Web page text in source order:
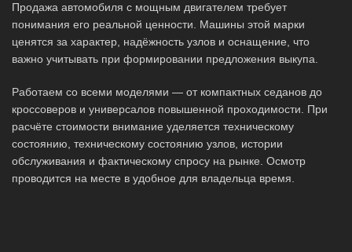
Продажа автомобиля с мощным двигателем требует
понимания его реальной ценности. Машины этой марки
ценятся за характер, надёжность узлов и оснащение, что
важно учитывать при формировании предложения выкупа.
Работаем со всеми моделями — от компактных седанов до
кроссоверов и универсалов повышенной проходимости. При
расчёте стоимости внимание уделяется техническому
состоянию, техническому состоянию узлов, истории
обслуживания и фактическому спросу на рынке. Осмотр
проводится на месте в удобное для владельца время.